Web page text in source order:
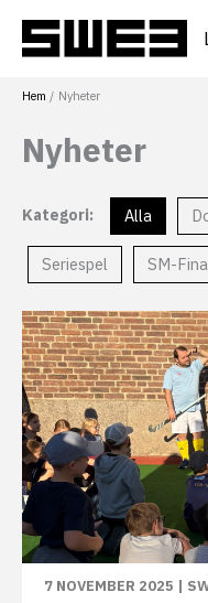
innehåll
Hem Nyheter
Nyheter
Kategori: Alla
Seriespel SM-
7 NOVEMBER 2025 |